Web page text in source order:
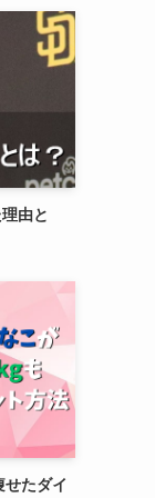
由と
たダイ